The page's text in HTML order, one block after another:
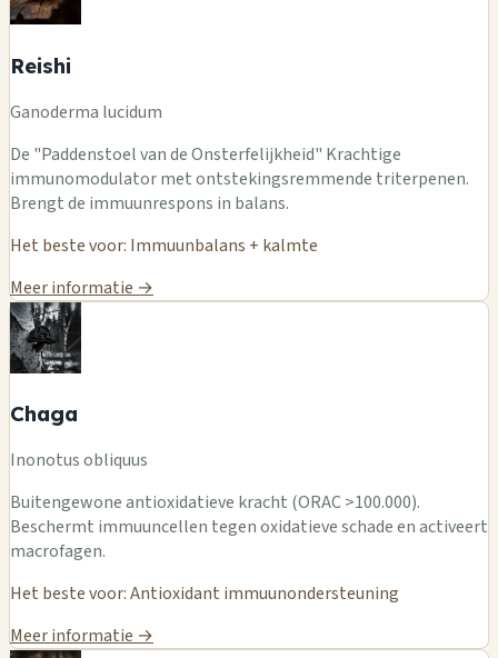
Reishi
Ganoderma lucidum
De "Paddenstoel van de Onsterfelijkheid" Krachtige
immunomodulator met ontstekingsremmende triterpenen.
Brengt de immuunrespons in balans.
Het beste voor: Immuunbalans + kalmte
Meer informatie →
Chaga
Inonotus obliquus
Buitengewone antioxidatieve kracht (ORAC >100.000).
Beschermt immuuncellen tegen oxidatieve schade en activeert
macrofagen.
Het beste voor: Antioxidant immuunondersteuning
Meer informatie →